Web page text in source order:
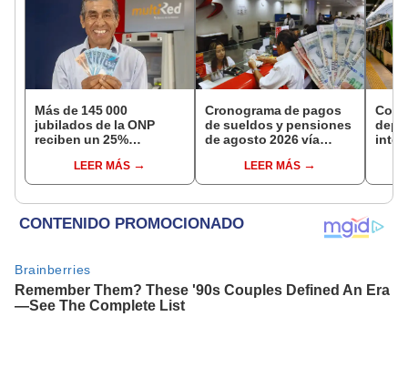
Más de 145 000
jubilados de la ONP
reciben un 25%
en agostoLEER MÁS
Cronograma de pagos
de sueldos y pensiones
de agosto 2026 vía
conoce las fechas de
depósito
LEER MÁS